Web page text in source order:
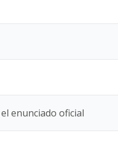
enunciado oficial